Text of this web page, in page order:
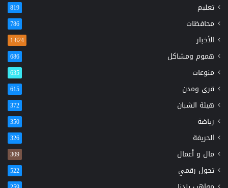
تعليم 819
محافظات 786
الأخبار 1٬824
هموم ومشاكل 686
منوعات 635
قرى ومدن 615
هيئة الشبان 372
رياضة 350
الحريفة 326
مال و أعمال 309
تحول رقمي 522